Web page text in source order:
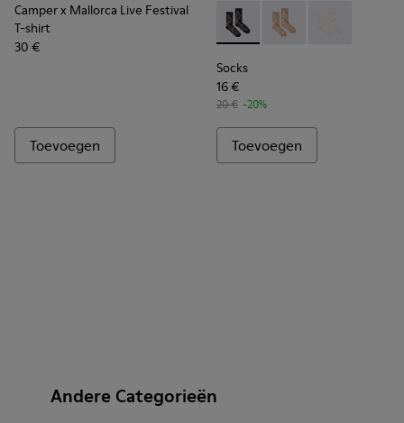
Camper x Mallorca Live Festival
T-shirt
30 €
Toevoegen
Socks - KA00066-002 -
Socks - KA00066-
Socks
16 €
20 € -20%
Toevoegen
Andere Categorieën